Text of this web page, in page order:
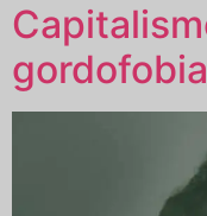
gordofobia